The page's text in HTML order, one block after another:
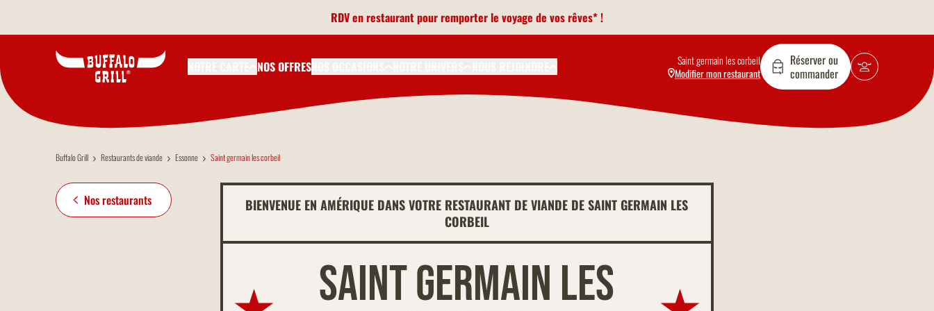
RDV en restaurant pour remporter le voyage de vos rêves* !
NOS OFFRES
Saint germain les corbeil
Modifier mon restaurant
Réserver ou
commander
Buffalo Grill Restaurants de viande Essonne Saint germain les corbeil
Nos restaurants
BIENVENUE EN AMÉRIQUE DANS VOTRE RESTAURANT DE VIANDE DE SAINT GERMAIN LES
CORBEIL
Saint germain les